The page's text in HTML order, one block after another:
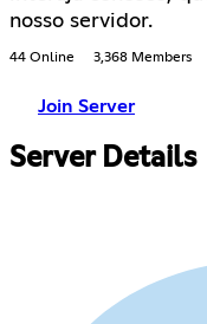
nosso servidor.
44 Online 3,368 Members
Join Server
Server Details